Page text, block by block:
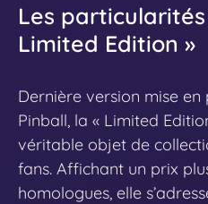
Les
Limited Edition »
Dernière version mise
Pinball, la « Limited
véritable objet de
fans. Affichant un prix
homologues, elle